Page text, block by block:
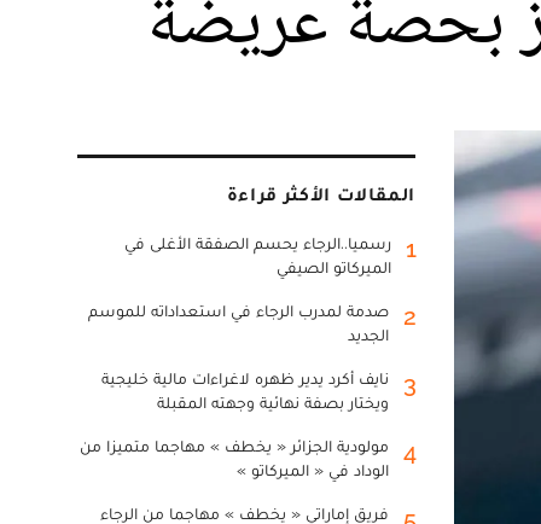
بحصة عريضة
المقالات الأكثر قراءة
1
رسميا..الرجاء يحسم الصفقة الأغلى في
الميركاتو الصيفي
2
صدمة لمدرب الرجاء في استعداداته للموسم
الجديد
3
نايف أكرد يدير ظهره لاغراءات مالية خليجية
ويختار بصفة نهائية وجهته المقبلة
4
مولودية الجزائر « يخطف » مهاجما متميزا من
الوداد في « الميركاتو »
فريق إماراتي « يخطف » مهاجما من الرجاء